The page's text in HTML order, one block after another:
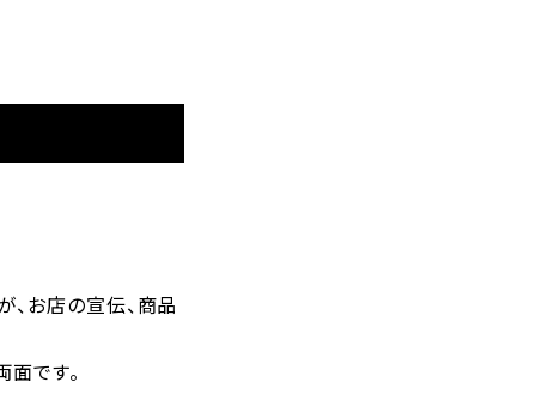
お店の宣伝、商品
です。